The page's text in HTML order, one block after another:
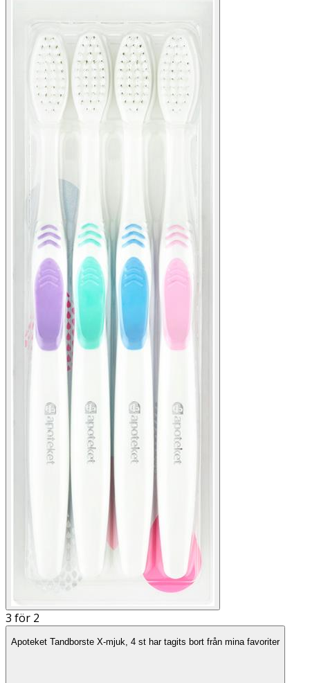
3 för 2
Apoteket Tandborste X-mjuk, 4 st har tagits bort från mina favoriter